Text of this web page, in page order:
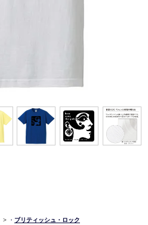
> ・ ブリティッシュ・ロック